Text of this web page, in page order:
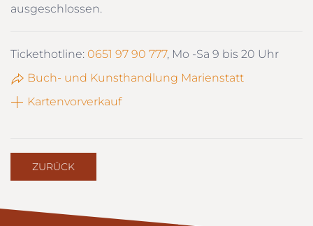
ausgeschlossen.
Tickethotline: 0651 97 90 777, Mo -Sa 9 bis 20 Uhr
Buch- und Kunsthandlung Marienstatt
Kartenvorverkauf
ZURÜCK